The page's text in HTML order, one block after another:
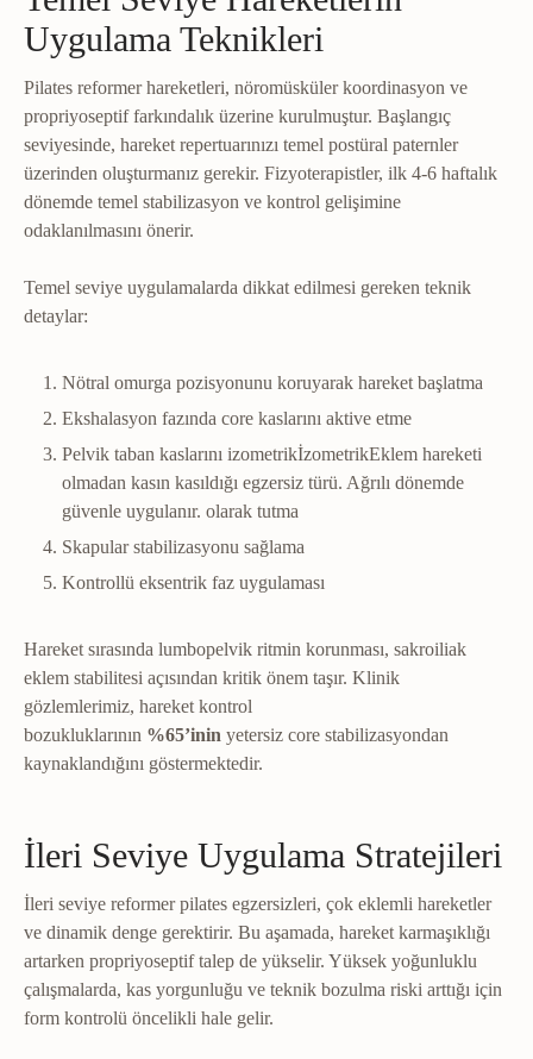
Uygulama Teknikleri
Pilates reformer hareketleri, nöromüsküler koordinasyon ve
propriyoseptif farkındalık üzerine kurulmuştur. Başlangıç
seviyesinde, hareket repertuarınızı temel postüral paternler
üzerinden oluşturmanız gerekir. Fizyoterapistler, ilk 4-6 haftalık
dönemde temel stabilizasyon ve kontrol gelişimine
odaklanılmasını önerir.
Temel seviye uygulamalarda dikkat edilmesi gereken teknik
detaylar:
Nötral omurga pozisyonunu koruyarak hareket başlatma
Ekshalasyon fazında core kaslarını aktive etme
Pelvik taban kaslarını izometrikİzometrikEklem hareketi
olmadan kasın kasıldığı egzersiz türü. Ağrılı dönemde
güvenle uygulanır. olarak tutma
Skapular stabilizasyonu sağlama
Kontrollü eksentrik faz uygulaması
Hareket sırasında lumbopelvik ritmin korunması, sakroiliak
eklem stabilitesi açısından kritik önem taşır. Klinik
gözlemlerimiz, hareket kontrol
bozukluklarının %65’inin yetersiz core stabilizasyondan
kaynaklandığını göstermektedir.
İleri Seviye Uygulama Stratejileri
İleri seviye reformer pilates egzersizleri, çok eklemli hareketler
ve dinamik denge gerektirir. Bu aşamada, hareket karmaşıklığı
artarken propriyoseptif talep de yükselir. Yüksek yoğunluklu
çalışmalarda, kas yorgunluğu ve teknik bozulma riski arttığı için
form kontrolü öncelikli hale gelir.